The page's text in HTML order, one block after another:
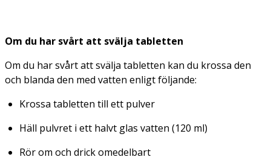
Om du har svårt att svälja tabletten
Om du har svårt att svälja tabletten kan du krossa den
och blanda den med vatten enligt följande:
Krossa tabletten till ett pulver
Häll pulvret i ett halvt glas vatten (120 ml)
Rör om och drick omedelbart